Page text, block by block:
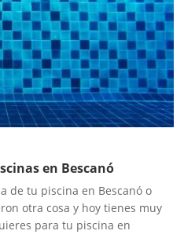
en Bescanó
de tu piscina en Bescanó o
otra cosa y hoy tienes muy
para tu piscina en